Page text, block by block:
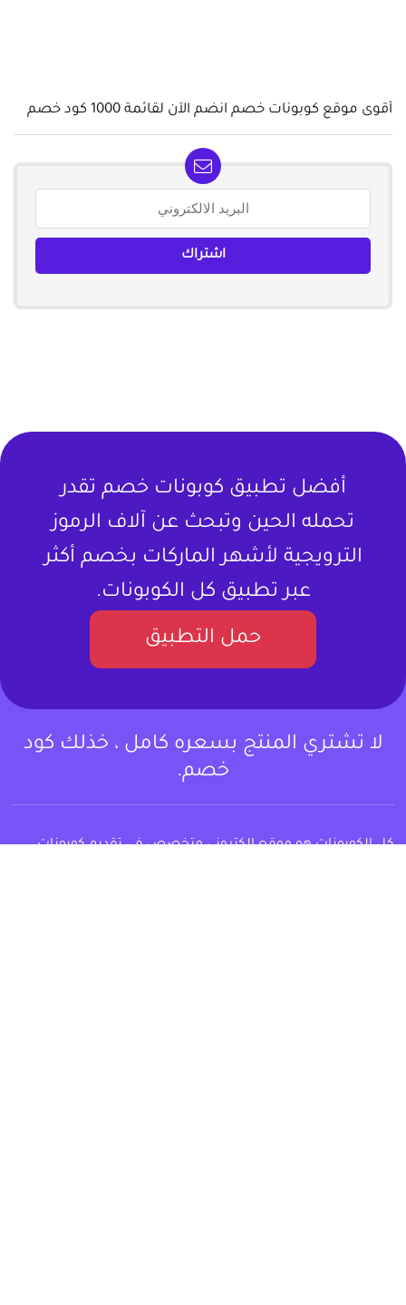
أقوى موقع كوبونات خصم انضم الآن لقائمة 1000 كود خصم
أفضل تطبيق كوبونات خصم تقدر
تحمله الحين وتبحث عن آلاف الرموز
الترويجية لأشهر الماركات بخصم أكثر
عبر تطبيق كل الكوبونات.
حمل التطبيق
لا تشتري المنتج بسعره كامل ، خذلك كود
خصم.
كل الكوبونات هو موقع إلكتروني متخصص في تقديم كوبونات